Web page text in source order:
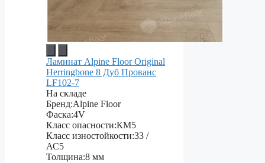
Ламинат Alpine Floor Original
Herringbone 8 Дуб Прованс
LF102-7
На складе
Бренд:Alpine Floor
Фаска:4V
Класс опасности:КМ5
Класс изностойкости:33 /
АС5
Толщина:8 мм